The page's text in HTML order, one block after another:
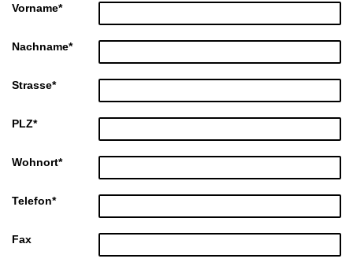
Vorname*
Nachname*
Strasse*
PLZ*
Wohnort*
Telefon*
Fax